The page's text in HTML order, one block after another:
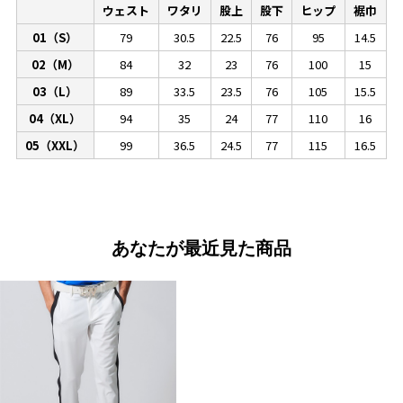
ウェスト ワタリ 股上 股下 ヒップ
裾巾
01（S）
79 30.5 22.5 76 95
14.5
02（M）
84 32 23 76 100
15
03（L）
89 33.5 23.5 76 105
15.5
04（XL）
94 35 24 77 110
16
05（XXL）
99 36.5 24.5 77 115 16.5
あなたが最近見た商品